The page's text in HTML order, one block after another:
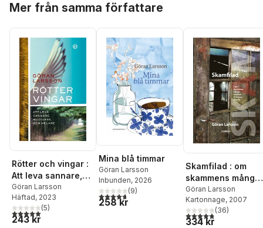
Mer från samma författare
Rötter och vingar :
Att leva sannare,
modigare och
helare
Göran Larsson
Häftad, 2023
5,0utav 5 stjärnor. Totalt antal röster:
(5)
243 kr
Mina blå timmar
Göran Larsson
Inbunden, 2026
4,7utav 5 stjärnor. Totalt antal röster:
(9)
258 kr
Skamfilad : om
skammens många
ansikten & längtan
efter liv
Göran Larsson
Kartonnage, 2007
4,8utav 5 stjärnor.
(36)
334 kr